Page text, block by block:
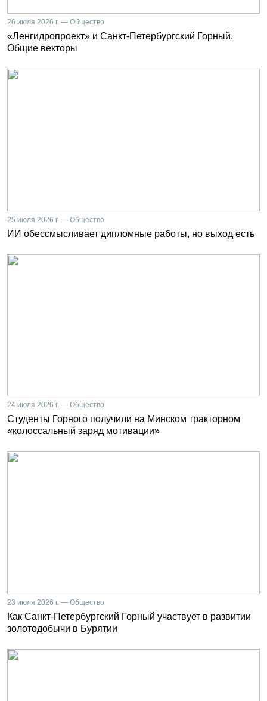
26 июля 2026 г. — Общество
«Ленгидропроект» и Санкт-Петербургский Горный.
Общие векторы
25 июля 2026 г. — Общество
ИИ обессмысливает дипломные работы, но выход есть
24 июля 2026 г. — Общество
Студенты Горного получили на Минском тракторном
«колоссальный заряд мотивации»
23 июля 2026 г. — Общество
Как Санкт-Петербургский Горный участвует в развитии
золотодобычи в Бурятии